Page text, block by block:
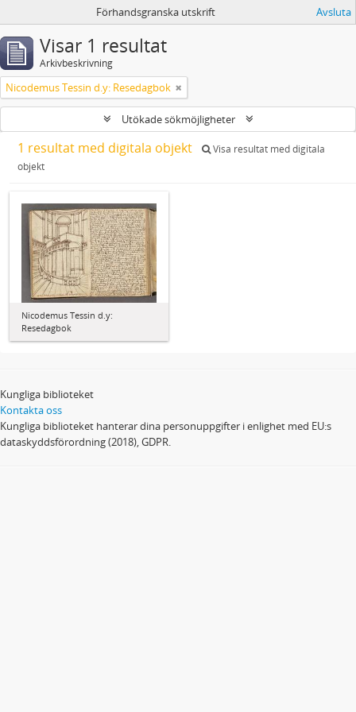
Förhandsgranska utskrift Avsluta
Visar 1 resultat
Arkivbeskrivning
Nicodemus Tessin d.y: Resedagbok
Utökade sökmöjligheter
1 resultat med digitala objekt
Visa resultat med digitala
objekt
Nicodemus Tessin d.y:
Resedagbok
Kungliga biblioteket
Kontakta oss
Kungliga biblioteket hanterar dina personuppgifter i enlighet med EU:s
dataskyddsförordning (2018), GDPR.